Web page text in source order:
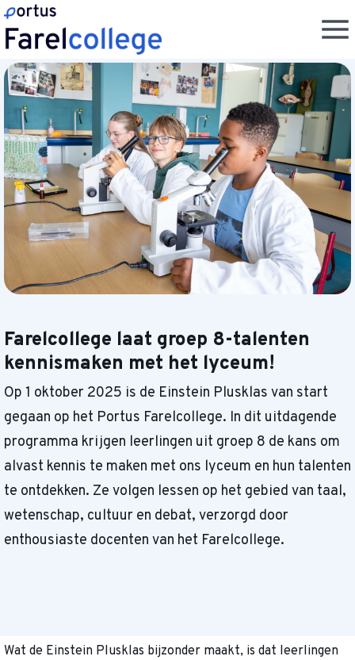
Farelcollege laat groep 8-talenten
kennismaken met het lyceum!
Op 1 oktober 2025 is de Einstein Plusklas van start
gegaan op het Portus Farelcollege. In dit uitdagende
programma krijgen leerlingen uit groep 8 de kans om
alvast kennis te maken met ons lyceum en hun talenten
te ontdekken. Ze volgen lessen op het gebied van taal,
wetenschap, cultuur en debat, verzorgd door
enthousiaste docenten van het Farelcollege.
Wat de Einstein Plusklas bijzonder maakt, is dat leerlingen